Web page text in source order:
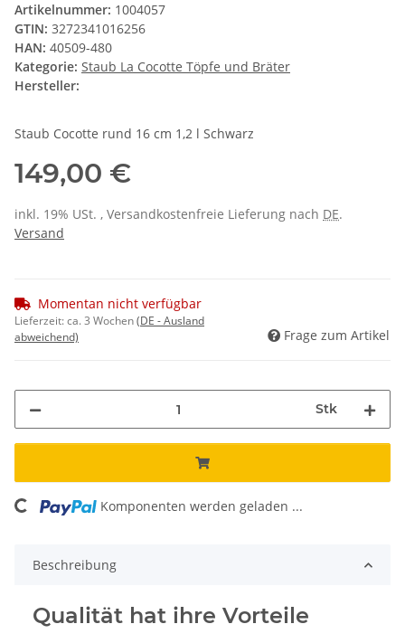
Artikelnummer: 1004057
GTIN: 3272341016256
HAN: 40509-480
Kategorie: Staub La Cocotte Töpfe und Bräter
Hersteller:
Staub Cocotte rund 16 cm 1,2 l Schwarz
149,00 €
inkl. 19% USt. , Versandkostenfreie Lieferung nach DE.
Versand
Momentan nicht verfügbar
Lieferzeit:ca. 3 Wochen(DE - Ausland
abweichend)
Frage zum Artikel
Stk
Komponenten werden geladen ...
Beschreibung
Qualität hat ihre Vorteile